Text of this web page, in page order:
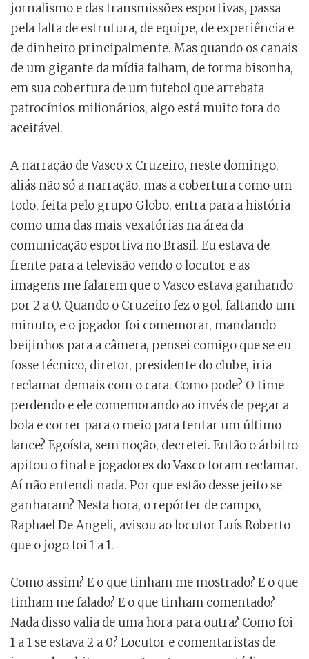
jornalismo e das transmissões esportivas, passa
pela falta de estrutura, de equipe, de experiência e
de dinheiro principalmente. Mas quando os canais
de um gigante da mídia falham, de forma bisonha,
em sua cobertura de um futebol que arrebata
patrocínios milionários, algo está muito fora do
aceitável.
A narração de Vasco x Cruzeiro, neste domingo,
aliás não só a narração, mas a cobertura como um
todo, feita pelo grupo Globo, entra para a história
como uma das mais vexatórias na área da
comunicação esportiva no Brasil. Eu estava de
frente para a televisão vendo o locutor e as
imagens me falarem que o Vasco estava ganhando
por 2 a 0. Quando o Cruzeiro fez o gol, faltando um
minuto, e o jogador foi comemorar, mandando
beijinhos para a câmera, pensei comigo que se eu
fosse técnico, diretor, presidente do clube, iria
reclamar demais com o cara. Como pode? O time
perdendo e ele comemorando ao invés de pegar a
bola e correr para o meio para tentar um último
lance? Egoísta, sem noção, decretei. Então o árbitro
apitou o final e jogadores do Vasco foram reclamar.
Aí não entendi nada. Por que estão desse jeito se
ganharam? Nesta hora, o repórter de campo,
Raphael De Angeli, avisou ao locutor Luís Roberto
que o jogo foi 1 a 1.
Como assim? E o que tinham me mostrado? E o que
tinham me falado? E o que tinham comentado?
Nada disso valia de uma hora para outra? Como foi
1 a 1 se estava 2 a 0? Locutor e comentaristas de